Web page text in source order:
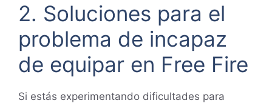
2. Soluciones para el
problema de incapaz
de equipar en Free Fire
Si estás experimentando dificultades para